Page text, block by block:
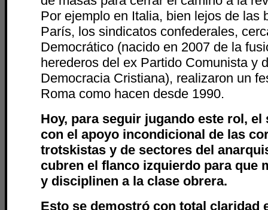
Por ejemplo en Italia, bien lejos de las
París, los sindicatos confederales,
Democrático (nacido en 2007 de la
herederos del ex Partido Comunista y
Democracia Cristiana), realizaron un
Roma como hacen desde 1990.
Hoy, para seguir jugando este rol,
con el apoyo incondicional de las
trotskistas y de sectores del
cubren el flanco izquierdo para que
y disciplinen a la clase obrera.
Esto se demostró con total claridad